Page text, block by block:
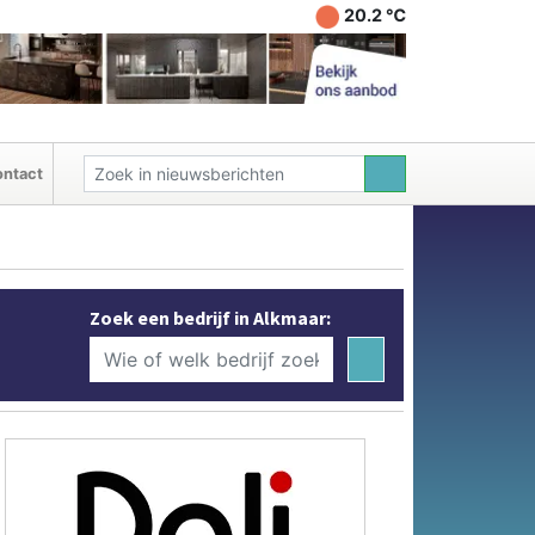
20.2 ℃
Zoek een bedrijf in Alkmaar: